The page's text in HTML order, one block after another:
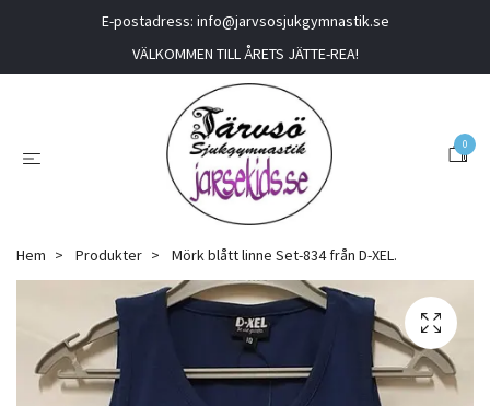
E-postadress: info@jarvsosjukgymnastik.se
VÄLKOMMEN TILL ÅRETS JÄTTE-REA!
0
Hem Produkter Mörk blått linne Set-834 från D-XEL.